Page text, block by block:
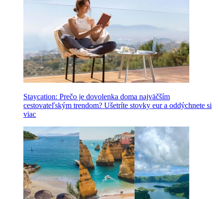
Staycation: Prečo je dovolenka doma najväčším
cestovateľským trendom? Ušetríte stovky eur a oddýchnete si
viac